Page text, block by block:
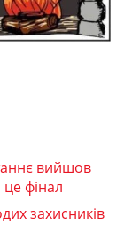
вийшов
фінал
захисників